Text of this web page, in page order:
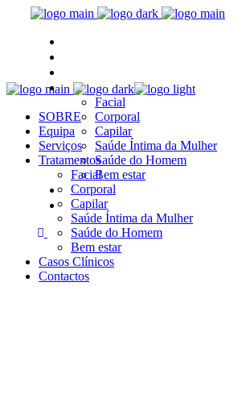
Tratamentos
Facial
Corporal
Capilar
Saúde Íntima da Mulher
Saúde do Homem
Bem estar
Casos Clínicos
Contactos
SOBRE
Equipa
Serviços
Tratamentos
Facial
Corporal
Capilar
Saúde Íntima da Mulher
Saúde do Homem
Bem estar
Casos Clínicos
Contactos